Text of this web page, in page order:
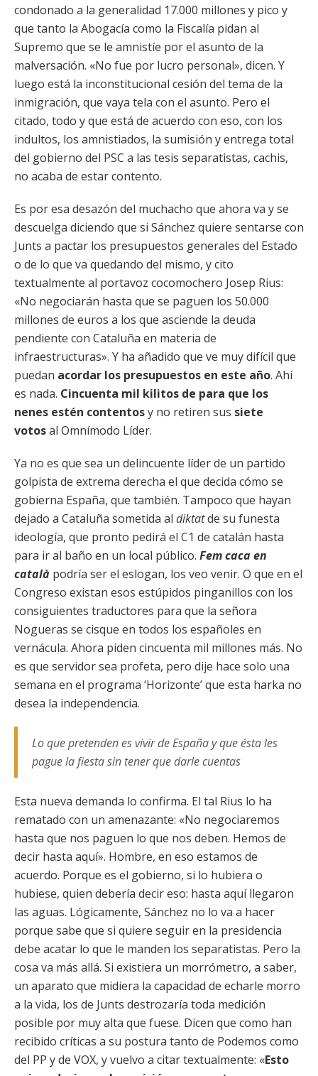
condonado a la generalidad 17.000 millones y pico y
que tanto la Abogacía como la Fiscalía pidan al
Supremo que se le amnistíe por el asunto de la
malversación. «No fue por lucro personal», dicen. Y
luego está la inconstitucional cesión del tema de la
inmigración, que vaya tela con el asunto. Pero el
citado, todo y que está de acuerdo con eso, con los
indultos, los amnistiados, la sumisión y entrega total
del gobierno del PSC a las tesis separatistas, cachis,
no acaba de estar contento.
Es por esa desazón del muchacho que ahora va y se
descuelga diciendo que si Sánchez quiere sentarse con
Junts a pactar los presupuestos generales del Estado
o de lo que va quedando del mismo, y cito
textualmente al portavoz cocomochero Josep Rius:
«No negociarán hasta que se paguen los 50.000
millones de euros a los que asciende la deuda
pendiente con Cataluña en materia de
infraestructuras». Y ha añadido que ve muy difícil que
puedan acordar los presupuestos en este año. Ahí
es nada. Cincuenta mil kilitos de para que los
nenes estén contentosy no retiren sus siete
votosal Omnímodo Líder.
Ya no es que sea un delincuente líder de un partido
golpista de extrema derecha el que decida cómo se
gobierna España, que también. Tampoco que hayan
dejado a Cataluña sometida al diktatde su funesta
ideología, que pronto pedirá el C1 de catalán hasta
para ir al baño en un local público. Fem caca en
català podría ser el eslogan, los veo venir. O que en el
Congreso existan esos estúpidos pinganillos con los
consiguientes traductores para que la señora
Nogueras se cisque en todos los españoles en
vernácula. Ahora piden cincuenta mil millones más. No
es que servidor sea profeta, pero dije hace solo una
semana en el programa ‘Horizonte’ que esta harka no
desea la independencia.
Lo que pretenden es vivir de España y que ésta les
pague la fiesta sin tener que darle cuentas
Esta nueva demanda lo confirma. El tal Rius lo ha
rematado con un amenazante: «No negociaremos
hasta que nos paguen lo que nos deben. Hemos de
decir hasta aquí». Hombre, en eso estamos de
acuerdo. Porque es el gobierno, si lo hubiera o
hubiese, quien debería decir eso: hasta aquí llegaron
las aguas. Lógicamente, Sánchez no lo va a hacer
porque sabe que si quiere seguir en la presidencia
debe acatar lo que le manden los separatistas. Pero la
cosa va más allá. Si existiera un morrómetro, a saber,
un aparato que midiera la capacidad de echarle morro
a la vida, los de Junts destrozaría toda medición
posible por muy alta que fuese. Dicen que como han
recibido críticas a su postura tanto de Podemos como
del PP y de VOX, y vuelvo a citar textualmente: «Esto